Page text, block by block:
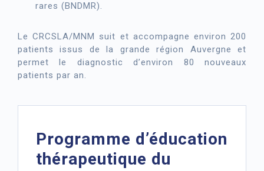
rares (BNDMR).
Le CRCSLA/MNM suit et accompagne environ 200
patients issus de la grande région Auvergne et
permet le diagnostic d’environ 80 nouveaux
patients par an.
Programme d’éducation
thérapeutique du